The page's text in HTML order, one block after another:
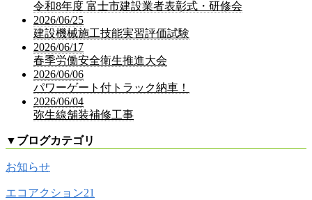
令和8年度 富士市建設業者表彰式・研修会
2026/06/25
建設機械施工技能実習評価試験
2026/06/17
春季労働安全衛生推進大会
2026/06/06
パワーゲート付トラック納車！
2026/06/04
弥生線舗装補修工事
▼ ブログカテゴリ
お知らせ
エコアクション21